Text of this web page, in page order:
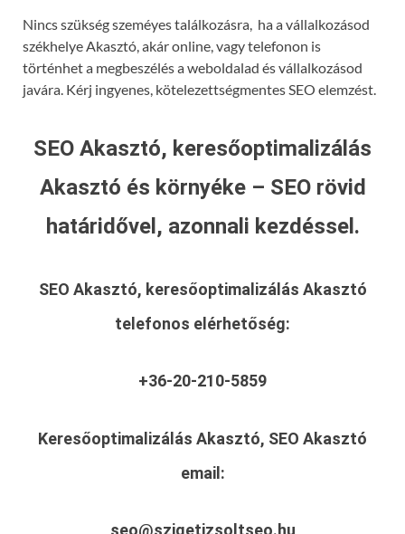
Nincs szükség szeméyes találkozásra, ha a vállalkozásod
székhelye Akasztó, akár online, vagy telefonon is
történhet a megbeszélés a weboldalad és vállalkozásod
javára. Kérj ingyenes, kötelezettségmentes SEO elemzést.
SEO Akasztó, keresőoptimalizálás
Akasztó és környéke – SEO rövid
határidővel, azonnali kezdéssel.
SEO Akasztó, keresőoptimalizálás Akasztó
telefonos elérhetőség:
+36-20-210-5859
Keresőoptimalizálás Akasztó, SEO Akasztó
email:
seo@szigetizsoltseo.hu